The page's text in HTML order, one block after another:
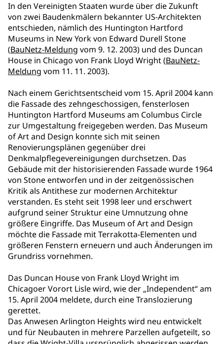
In den Vereinigten Staaten wurde über die Zukunft
von zwei Baudenkmälern bekannter US-Architekten
entschieden, nämlich des Huntington Hartford
Museums in New York von Edward Durell Stone
(BauNetz-Meldung vom 9. 12. 2003) und des Duncan
House in Chicago von Frank Lloyd Wright (BauNetz-
Meldung vom 11. 11. 2003).
Nach einem Gerichtsentscheid vom 15. April 2004 kann
die Fassade des zehngeschossigen, fensterlosen
Huntington Hartford Museums am Columbus Circle
zur Umgestaltung freigegeben werden. Das Museum
of Art and Design konnte sich mit seinen
Renovierungsplänen gegenüber drei
Denkmalpflegevereinigungen durchsetzen. Das
Gebäude mit der historisierenden Fassade wurde 1964
von Stone entworfen und in der zeitgenössischen
Kritik als Antithese zur modernen Architektur
verstanden. Es steht seit 1998 leer und erschwert
aufgrund seiner Struktur eine Umnutzung ohne
größere Eingriffe. Das Museum of Art and Design
möchte die Fassade mit Terrakotta-Elementen und
größeren Fenstern erneuern und auch Änderungen im
Grundriss vornehmen.
Das Duncan House von Frank Lloyd Wright im
Chicagoer Vorort Lisle wird, wie der „Independent“ am
15. April 2004 meldete, durch eine Translozierung
gerettet.
Das Anwesen Arlington Heights wird neu entwickelt
und für Neubauten in mehrere Parzellen aufgeteilt, so